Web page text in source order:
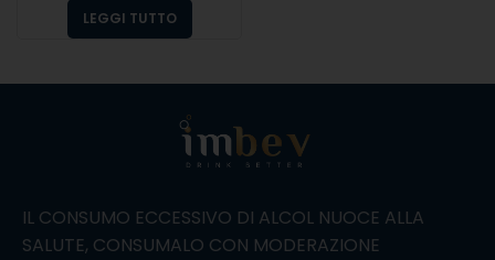
LEGGI TUTTO
IL CONSUMO ECCESSIVO DI ALCOL NUOCE ALLA
SALUTE, CONSUMALO CON MODERAZIONE